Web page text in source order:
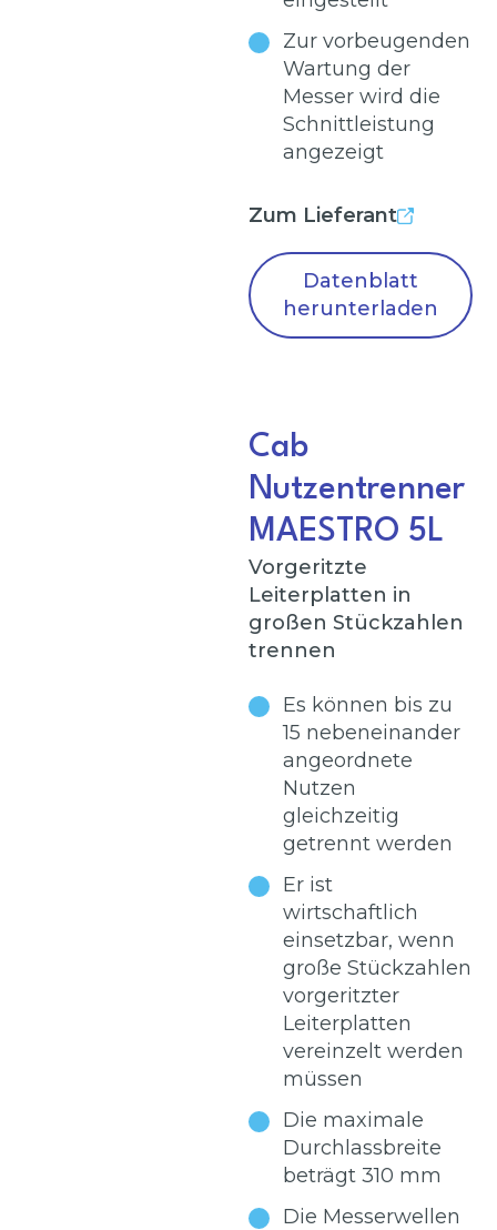
Zur vorbeugenden
Wartung der
Messer wird die
Schnittleistung
angezeigt
Zum Lieferant
Datenblatt
herunterladen
Cab
Nutzentrenner
MAESTRO 5L
Vorgeritzte
Leiterplatten in
großen Stückzahlen
trennen
Es können bis zu
15 nebeneinander
angeordnete
Nutzen
gleichzeitig
getrennt werden
Er ist
wirtschaftlich
einsetzbar, wenn
große Stückzahlen
vorgeritzter
Leiterplatten
vereinzelt werden
müssen
Die maximale
Durchlassbreite
beträgt 310 mm
Die Messerwellen